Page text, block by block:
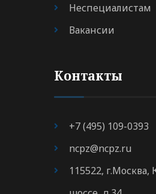
Неспециалистам
Вакансии
Контакты
+7 (495) 109-0393
ncpz@ncpz.ru
115522, г.Москва,